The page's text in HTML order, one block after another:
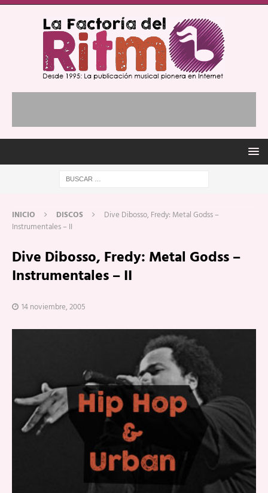
INICIO DISCOS
Dive Dibosso, Fredy: Metal Godss –
Instrumentales – II
Dive Dibosso, Fredy: Metal Godss –
Instrumentales – II
14 noviembre, 2005